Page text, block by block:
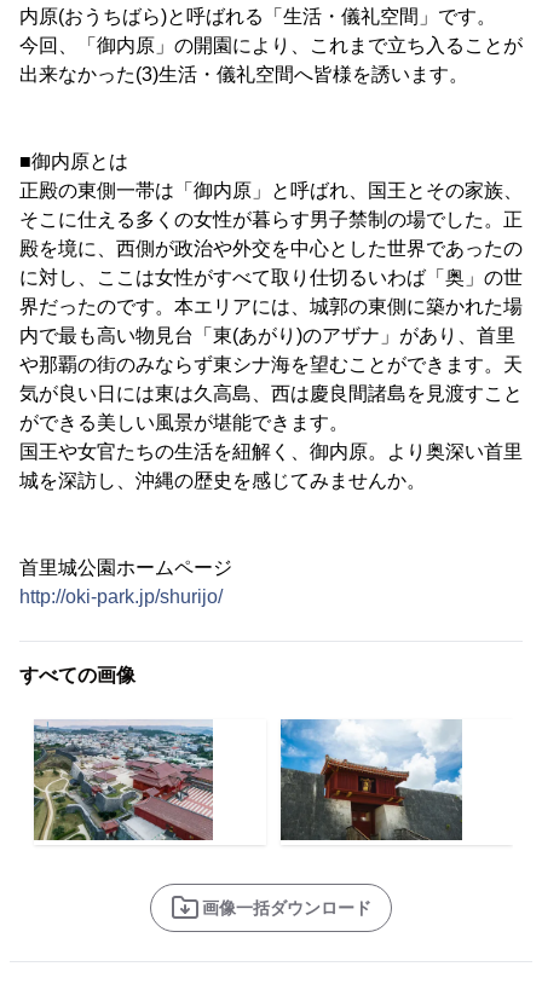
内原(おうちばら)と呼ばれる「生活・儀礼空間」です。
今回、「御内原」の開園により、これまで立ち入ることが
出来なかった(3)生活・儀礼空間へ皆様を誘います。
■御内原とは
正殿の東側一帯は「御内原」と呼ばれ、国王とその家族、
そこに仕える多くの女性が暮らす男子禁制の場でした。正
殿を境に、西側が政治や外交を中心とした世界であったの
に対し、ここは女性がすべて取り仕切るいわば「奥」の世
界だったのです。本エリアには、城郭の東側に築かれた場
内で最も高い物見台「東(あがり)のアザナ」があり、首里
や那覇の街のみならず東シナ海を望むことができます。天
気が良い日には東は久高島、西は慶良間諸島を見渡すこと
ができる美しい風景が堪能できます。
国王や女官たちの生活を紐解く、御内原。より奥深い首里
城を深訪し、沖縄の歴史を感じてみませんか。
首里城公園ホームページ
http://oki-park.jp/shurijo/
すべての画像
画像一括ダウンロード